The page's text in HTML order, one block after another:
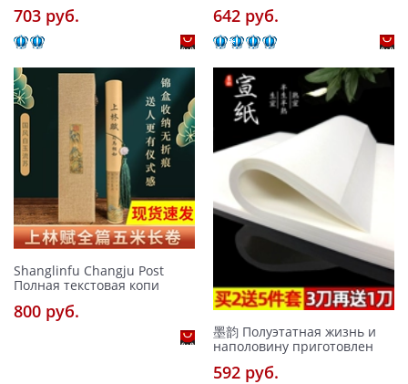
703 pуб. 642 pуб.
Shanglinfu Changju Post
Полная текстовая копи
800 pуб.
墨韵 Полуэтатная жизнь и
наполовину приготовлен
592 pуб.